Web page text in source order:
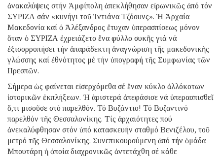
ἀνακαλύψεις στήν Ἀμφίπολη ἀπεκλήθησαν εἰρωνικῶς ἀπό τόν
ΣΥΡΙΖΑ σάν «κυνήγι τοῦ Ἰντιάνα Τζόουνς». Ἡ Ἀρχαία
Μακεδονία καί ὁ Ἀλέξανδρος ἔτυχαν ὑπερασπίσεως μόνον
ὅταν ὁ ΣΥΡΙΖΑ ἐχρειάζετο ἕνα φύλλο συκῆς γιά νά
ἐξισορροπήσει τήν ἀπαράδεκτη ἀναγνώριση τῆς μακεδονικῆς
γλώσσης καί ἐθνότητος μέ τήν ὑπογραφή τῆς Συμφωνίας τῶν
Πρεσπῶν.
Σήμερα ὡς φαίνεται εἰσερχόμεθα σέ ἕναν κύκλο ἀλλόκοτων
ἱστορικῶν ἐκπλήξεων. Ἡ ἀριστερά ἀπεφάσισε νά ὑπερασπισθεῖ
ὅ,τι μισοῦσε στό παρελθόν. Τό Βυζάντιο! Τό Βυζαντινό
παρελθόν τῆς Θεσσαλονίκης. Τίς ἀρχαιότητες πού
ἀνεκαλύφθησαν στόν ὑπό κατασκευήν σταθμό Βενιζέλου, τοῦ
μετρό τῆς Θεσσαλονίκης. Συνεπικουρούμενη ἀπό τήν ὁμάδα
Μπουτάρη ἡ ὁποία διαχρονικῶς ἀντετάχθη σέ κάθε